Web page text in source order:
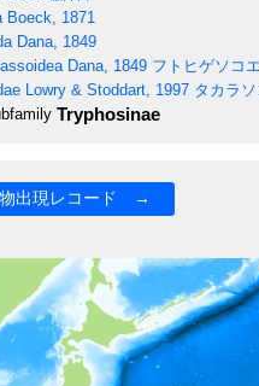
Boeck, 1871
Dana, 1849
Dana, 1849 フトヒゲソコ
Lowry & Stoddart, 1997 タカラ
Tryphosinae
出現レコード →